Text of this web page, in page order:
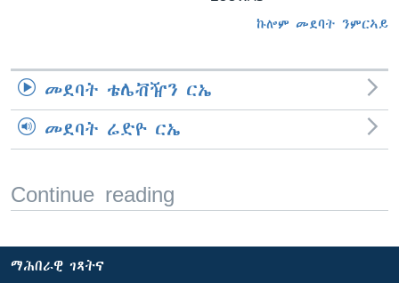
ኩሎም መደባት ንምርኣይ
መደባት ቴሌቭዥን ርኤ
መደባት ሬድዮ ርኤ
Continue reading
ማሕበራዊ ገጻትና